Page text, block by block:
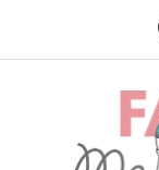
Panneau de gestion